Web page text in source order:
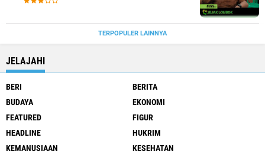
TERPOPULER LAINNYA
JELAJAHI
BERI
BERITA
BUDAYA
EKONOMI
FEATURED
FIGUR
HEADLINE
HUKRIM
KEMANUSIAAN
KESEHATAN